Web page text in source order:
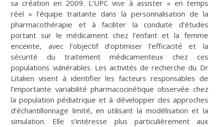
sa création en 2009. L’UPC vise à assister « en temps
réel » l’équipe traitante dans la personnalisation de la
pharmacothérapie et à faciliter la conduite d’études
portant sur le médicament chez l’enfant et la femme
enceinte, avec l’objectif d’optimiser l’efficacité et la
sécurité du traitement médicamenteux chez ces
populations vulnérables. Les activités de recherche du Dr
Litalien visent à identifier les facteurs responsables de
l’importante variabilité pharmacocinétique observée chez
la population pédiatrique et à développer des approches
d’échantillonnage limité, en utilisant la modélisation et la
simulation. Elle s’intéresse plus particulièrement aux